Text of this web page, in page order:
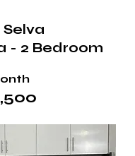
- 2 Bedroom